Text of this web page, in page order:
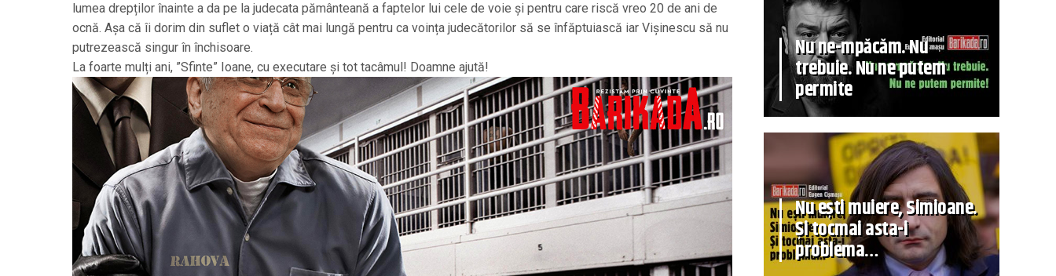
lumea drepților înainte a da pe la judecata pământeană a faptelor lui cele de voie și pentru care riscă vreo 20 de ani de
ocnă. Așa că îi dorim din suflet o viață cât mai lungă pentru ca voința judecătorilor să se înfăptuiască iar Vișinescu să nu
putrezească singur în închisoare.
La foarte mulți ani, ”Sfinte” Ioane, cu executare și tot tacâmul! Doamne ajută!
Nu ne-mpăcăm. Nu
trebuie. Nu ne putem
permite
Nu ești muiere, Simioane.
Și tocmai asta-i
problema…